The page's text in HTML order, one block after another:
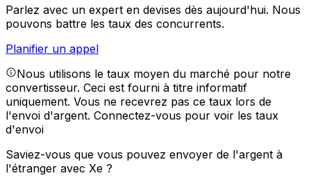
Parlez avec un expert en devises dès aujourd'hui. Nous
pouvons battre les taux des concurrents.
Planifier un appel
Nous utilisons le taux moyen du marché pour notre
convertisseur. Ceci est fourni à titre informatif
uniquement. Vous ne recevrez pas ce taux lors de
l'envoi d'argent. Connectez-vous pour voir les taux
d'envoi
Saviez-vous que vous pouvez envoyer de l'argent à
l'étranger avec Xe ?